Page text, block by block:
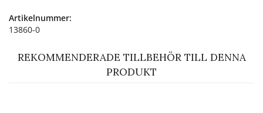
Artikelnummer:
13860-0
REKOMMENDERADE TILLBEHÖR TILL DENNA
PRODUKT